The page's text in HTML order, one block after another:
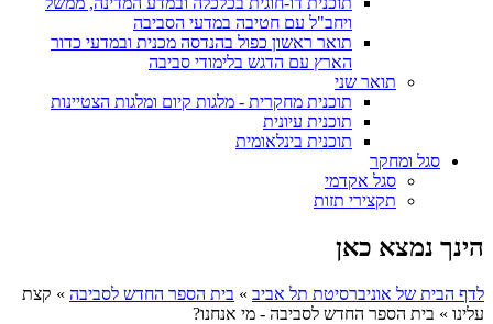
ויחב"ל עם חטיבה במדעי הסביבה
תואר ראשון כפול בהנדסה מכנית ובמדעי כדור
הארץ עם הדגש בלימודי סביבה
תואר שני
תוכנית מחקרית - מלגות קיום ומלגות הצטיינות
תוכנית עיונית
תוכנית בינלאומית
סגל ומחקר
סגל אקדמי
תקצירי תזות
הינך נמצא כאן
לדף הבית של אוניברסיטת תל אביב » בית הספר החדש לסביבה » קצת
עלינו » בית הספר החדש לסביבה - מי אנחנו?